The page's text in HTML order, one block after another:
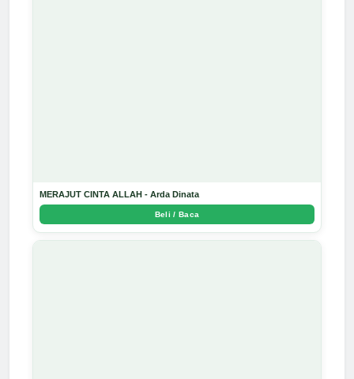
MERAJUT CINTA ALLAH - Arda Dinata
Beli / Baca